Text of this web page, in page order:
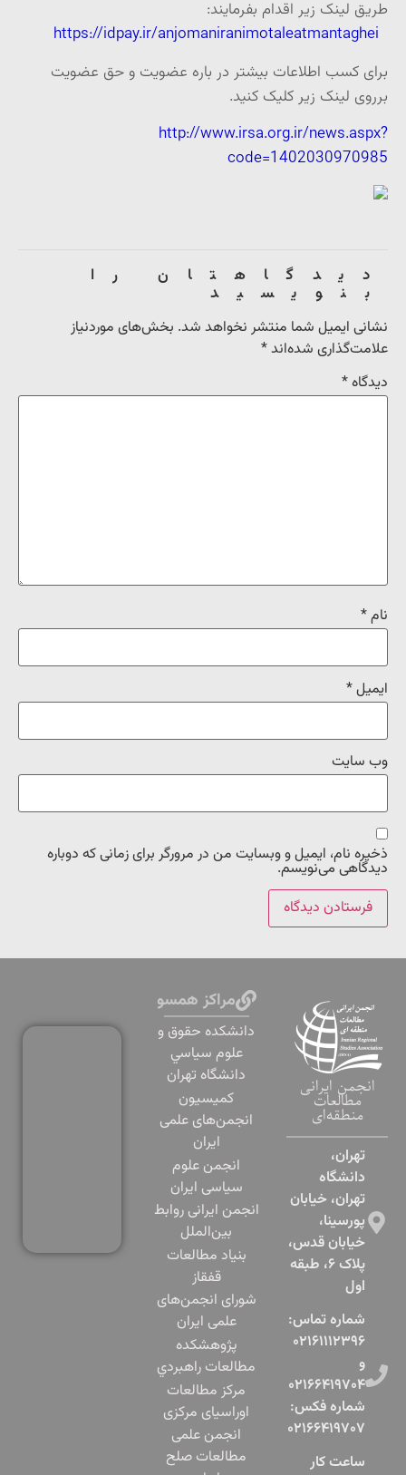
طریق لینک زیر اقدام بفرمایند:
https://idpay.ir/anjomaniranimotaleatmantaghei
برای کسب اطلاعات بیشتر در باره عضویت و حق عضویت
برروی لینک زیر کلیک کنید.
http://www.irsa.org.ir/news.aspx?
code=1402030970985
دیدگاهتان را
بنویسید
نشانی ایمیل شما منتشر نخواهد شد. بخش‌های موردنیاز
علامت‌گذاری شده‌اند*
دیدگاه*
نام*
ایمیل*
وب‌ سایت
ذخیره نام، ایمیل و وبسایت من در مرورگر برای زمانی که دوباره
دیدگاهی می‌نویسم.
انجمن ایرانی
مطالعات
منطقه‌ای
تهران،
دانشگاه
تهران، خیابان
پورسینا،
خیابان قدس،
پلاک ۶، طبقه
اول​
شماره تماس:
۰۲۱۶۱۱۱۲۳۹۶
و
۰۲۱۶۶۴۱۹۷۰۴
شماره فکس:
۰۲۱۶۶۴۱۹۷۰۷
ساعت کار
مراکز همسو
دانشكده حقوق و
علوم سياسي
دانشگاه تهران
کمیسیون
انجمن‌های علمی
ایران
انجمن علوم
سیاسی ایران
انجمن ایرانی روابط
بین‌الملل
بنياد مطالعات
قفقاز
شورای انجمن‌های
علمی ایران
پژوهشكده
مطالعات راهبردي
مرکز مطالعات
اوراسیای مرکزی
انجمن علمی
مطالعات صلح